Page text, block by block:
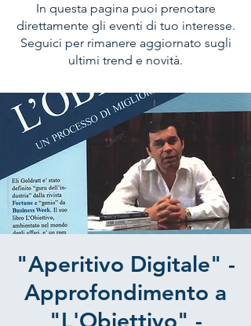
In questa pagina puoi prenotare
direttamente gli eventi di tuo interesse.
Seguici per rimanere aggiornato sugli
ultimi trend e novità.
"Aperitivo Digitale" -
Approfondimento a
"L'Obiettivo" -